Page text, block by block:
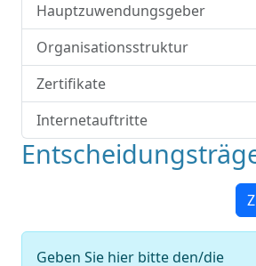
Hauptzuwendungsgeber
Organisationsstruktur
Zertifikate
Internetauftritte
Geben Sie hier bitte den/die